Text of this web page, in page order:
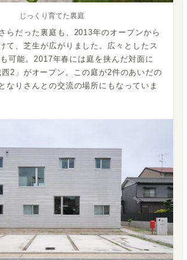
じっくり育てた裏庭
らだった裏庭も、2013年のオープンから
て、芝生が広がりました。広々としたス
可能。2017年春には庭を挟んだ対面に
西2」がオープン。この庭が2件のあいだの
なりさんとの交流の場所にもなっていま